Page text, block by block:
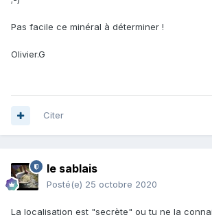
Pas facile ce minéral à déterminer !
Olivier.G
Citer
le sablais
Posté(e) 25 octobre 2020
La localisation est "secrète" ou tu ne la